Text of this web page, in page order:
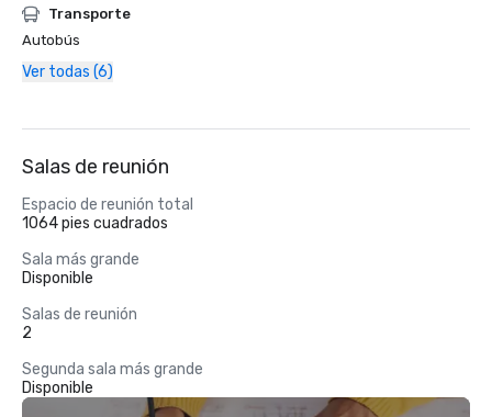
Transporte
Autobús
Ver todas (6)
Salas de reunión
Espacio de reunión total
1064 pies cuadrados
Sala más grande
Disponible
Salas de reunión
2
Segunda sala más grande
Disponible